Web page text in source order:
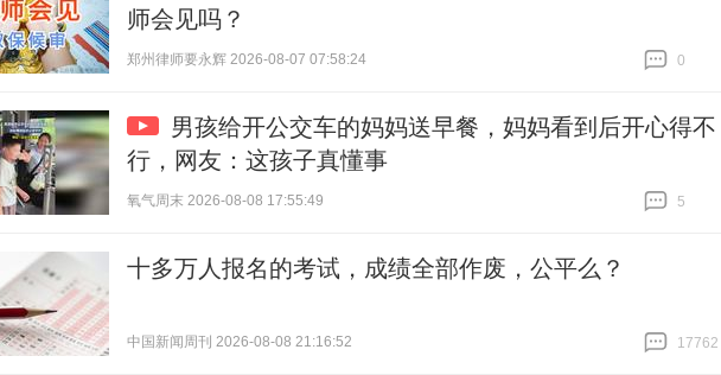
师会见吗？
郑州律师要永辉 2026-08-07 07:58:24
0
男孩给开公交车的妈妈送早餐，妈妈看到后开心得不
行，网友：这孩子真懂事
氧气周末 2026-08-08 17:55:49
5
十多万人报名的考试，成绩全部作废，公平么？
中国新闻周刊 2026-08-08 21:16:52
17762